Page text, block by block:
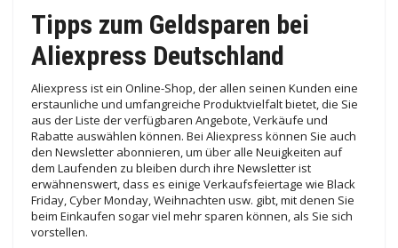
Tipps zum Geldsparen bei
Aliexpress Deutschland
Aliexpress ist ein Online-Shop, der allen seinen Kunden eine
erstaunliche und umfangreiche Produktvielfalt bietet, die Sie
aus der Liste der verfügbaren Angebote, Verkäufe und
Rabatte auswählen können. Bei Aliexpress können Sie auch
den Newsletter abonnieren, um über alle Neuigkeiten auf
dem Laufenden zu bleiben durch ihre Newsletter ist
erwähnenswert, dass es einige Verkaufsfeiertage wie Black
Friday, Cyber ​​​​Monday, Weihnachten usw. gibt, mit denen Sie
beim Einkaufen sogar viel mehr sparen können, als Sie sich
vorstellen.